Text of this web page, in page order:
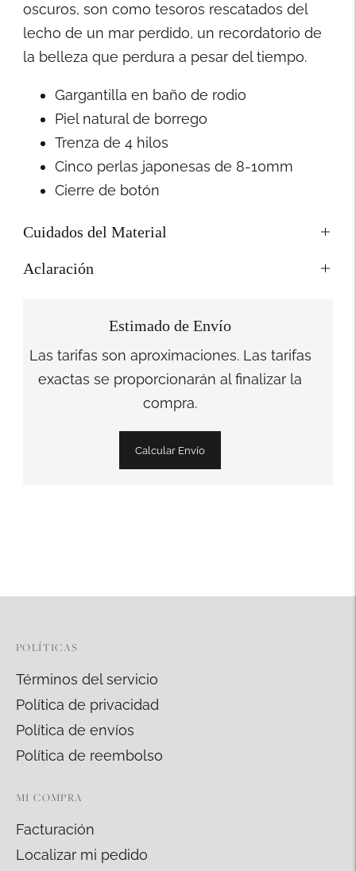
oscuros, son como tesoros rescatados del
lecho de un mar perdido, un recordatorio de
la belleza que perdura a pesar del tiempo.
Gargantilla en baño de rodio
Piel natural de borrego
Trenza de 4 hilos
Cinco perlas japonesas de 8-10mm
Cierre de botón
Cuidados del Material
Aclaración
Estimado de Envío
Las tarifas son aproximaciones. Las tarifas
exactas se proporcionarán al finalizar la
compra.
Calcular Envío
POLÍTICAS
Términos del servicio
Política de privacidad
Política de envíos
Política de reembolso
MI COMPRA
Facturación
Localizar mi pedido